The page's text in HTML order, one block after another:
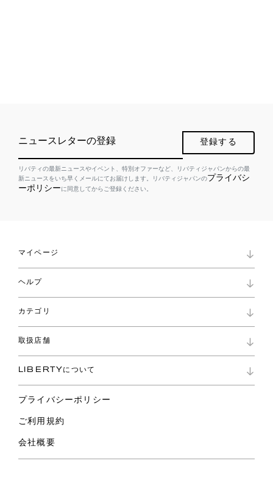
ニュースレターの登録 登録する
リバティの最新ニュースやイベント、特別オファーなど、リバティジャパンからの最
新ニュースをいち早くメールにてお届けします。リバティジャパンのプライバシ
ーポリシーに同意してからご登録ください。
マイページ
ロイヤリティプログラム
パスワード再設定
ショッピングバッグ
ヘルプ
お問い合わせ
よくあるご質問
ご利用ガイド
カテゴリ
コレクション
ファブリックス
バッグ
スカーフ
ウェア
ライフスタイル
スペシャル
取扱店舗
リバティ・ファブリックス
LIBERTYについて
プライバシーポリシー
ご利用規約
会社概要